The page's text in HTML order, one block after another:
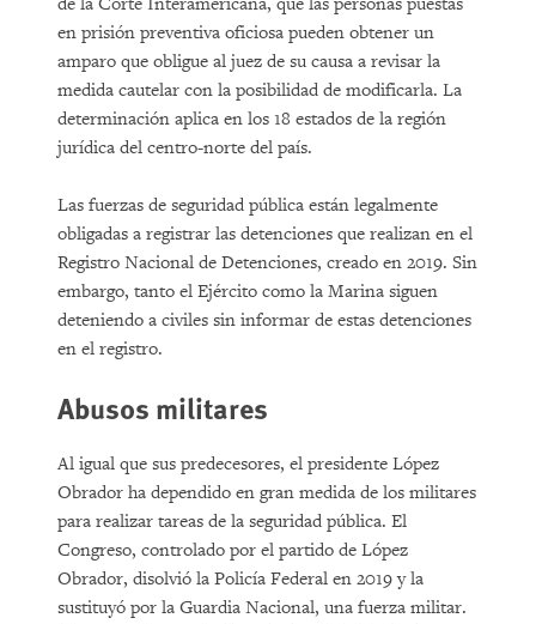
en prisión preventiva oficiosa pueden obtener un
amparo que obligue al juez de su causa a revisar la
medida cautelar con la posibilidad de modificarla. La
determinación aplica en los 18 estados de la región
jurídica del centro-norte del país.
Las fuerzas de seguridad pública están legalmente
obligadas a registrar las detenciones que realizan en el
Registro Nacional de Detenciones, creado en 2019. Sin
embargo, tanto el Ejército como la Marina siguen
deteniendo a civiles sin informar de estas detenciones
en el registro.
Abusos militares
Al igual que sus predecesores, el presidente López
Obrador ha dependido en gran medida de los militares
para realizar tareas de la seguridad pública. El
Congreso, controlado por el partido de López
Obrador, disolvió la Policía Federal en 2019 y la
sustituyó por la Guardia Nacional, una fuerza militar.